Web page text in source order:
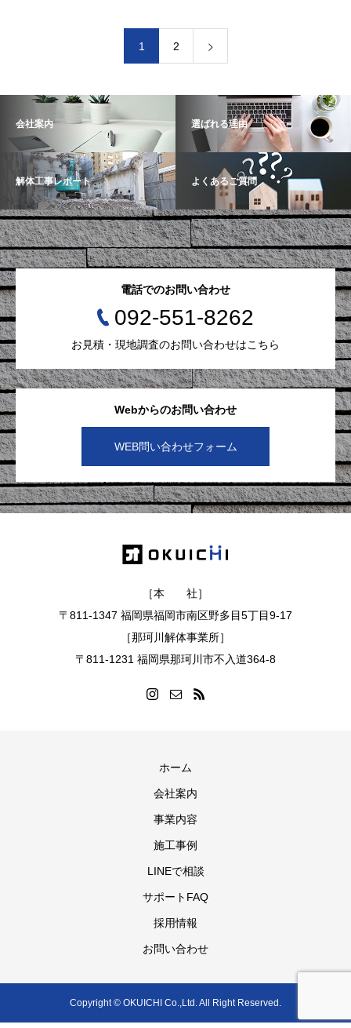
1 2
会社案内 選ばれる理由
解体工事レポート よくあるご質問
Webからのお問い合わせ
WEB問い合わせフォーム
電話でのお問い合わせ
092-551-8262
お見積・現地調査のお問い合わせはこちら
［本 社］
〒811-1347 福岡県福岡市南区野多目5丁目9-17
［那珂川解体事業所］
〒811-1231 福岡県那珂川市不入道364-8
ホーム
会社案内
事業内容
施工事例
LINEで相談
サポートFAQ
採用情報
お問い合わせ
Copyright © OKUICHI Co.,Ltd. All Right Reserved.
解体サポートFAQ